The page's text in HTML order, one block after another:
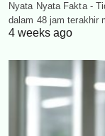
Nyata Nyata Fakta -
dalam 48 jam terakhir
4 weeks ago